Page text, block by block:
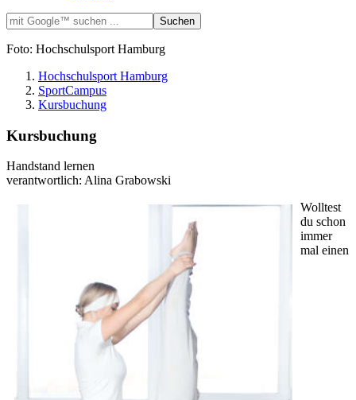
Foto: Hochschulsport Hamburg
Hochschulsport Hamburg
SportCampus
Kursbuchung
Kursbuchung
Handstand lernen
verantwortlich: Alina Grabowski
Wolltest
du schon
immer
mal einen